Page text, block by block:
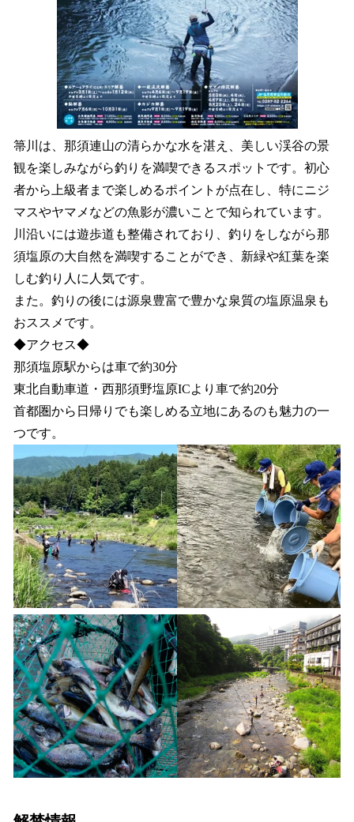
箒川は、那須連山の清らかな水を湛え、美しい渓谷の景
観を楽しみながら釣りを満喫できるスポットです。初心
者から上級者まで楽しめるポイントが点在し、特にニジ
マスやヤマメなどの魚影が濃いことで知られています。
川沿いには遊歩道も整備されており、釣りをしながら那
須塩原の大自然を満喫することができ、新緑や紅葉を楽
しむ釣り人に人気です。
また。釣りの後には源泉豊富で豊かな泉質の塩原温泉も
おススメです。
◆アクセス◆
那須塩原駅からは車で約30分
東北自動車道・西那須野塩原ICより車で約20分
首都圏から日帰りでも楽しめる立地にあるのも魅力の一
つです。